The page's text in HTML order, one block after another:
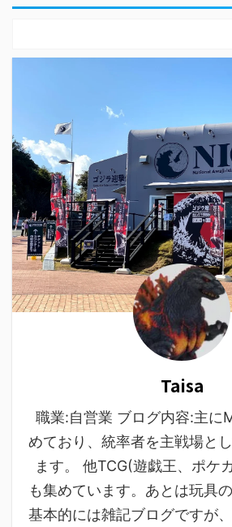
Taisa
職業:自営業 ブログ内容:主に
めており、統率者を主戦場と
ます。 他TCG(遊戯王、ポケ
も集めています。あとは玩具
基本的には雑記ブログですが